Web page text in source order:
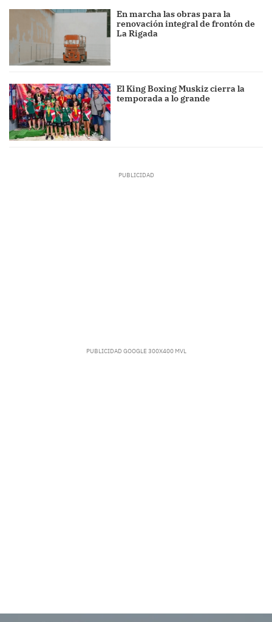
En marcha las obras para la
renovación integral de frontón de
La Rigada
El King Boxing Muskiz cierra la
temporada a lo grande